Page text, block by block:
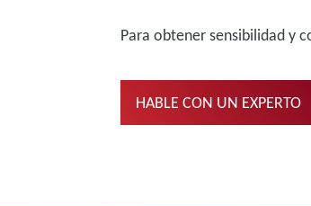
Para obtener sensibilidad y
HABLE CON UN EXPERTO